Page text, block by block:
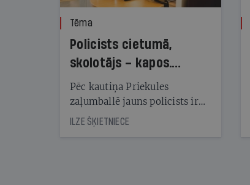
Tēma
Policists cietumā,
skolotājs – kapos.
Reibuma cena Priekulē
Pēc kautiņa Priekules
zaļumballē jauns policists ir
nonācis cietumā, bet
cienījams pedagogs — kapos.
ILZE ŠĶIETNIECE